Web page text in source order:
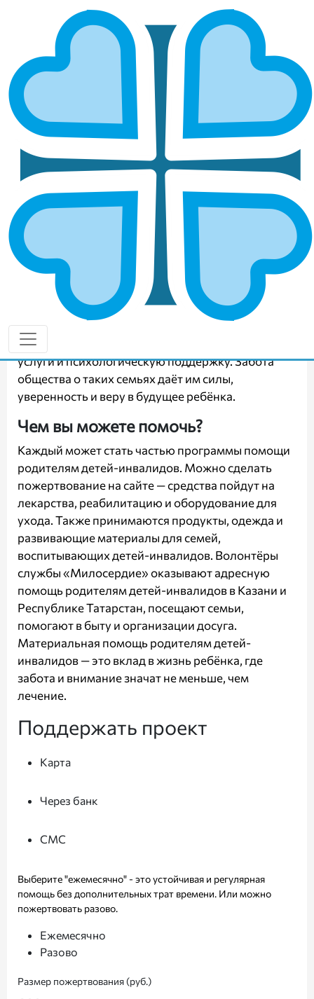
ПОМОЩЬ РОДИТЕЛЯМ РЕБЁНКА-
ИНВАЛИДА
Почему так важна поддержка
родителей детей-инвалидов?
Помощь родителям ребёнка-инвалида — это не
только материальная, но и глубокая
человеческая поддержка. Семьи,
воспитывающие детей с особенностями
здоровья, ежедневно сталкиваются с
трудностями ухода, лечения и социальной
адаптации. Социальная помощь семьям с
детьми-инвалидами помогает родителям не
оставаться один на один с проблемами, получать
консультации специалистов, реабилитационные
услуги и психологическую поддержку. Забота
общества о таких семьях даёт им силы,
уверенность и веру в будущее ребёнка.
Чем вы можете помочь?
Каждый может стать частью программы помощи
родителям детей-инвалидов. Можно сделать
пожертвование на сайте — средства пойдут на
лекарства, реабилитацию и оборудование для
ухода. Также принимаются продукты, одежда и
развивающие материалы для семей,
воспитывающих детей-инвалидов. Волонтёры
службы «Милосердие» оказывают адресную
помощь родителям детей-инвалидов в Казани и
Республике Татарстан, посещают семьи,
помогают в быту и организации досуга.
Материальная помощь родителям детей-
инвалидов — это вклад в жизнь ребёнка, где
забота и внимание значат не меньше, чем
лечение.
Поддержать проект
Карта
Через банк
СМС
Выберите "ежемесячно" - это устойчивая и регулярная
помощь без дополнительных трат времени. Или можно
пожертвовать разово.
Ежемесячно
Разово
Размер пожертвования (руб.)
Подписаться